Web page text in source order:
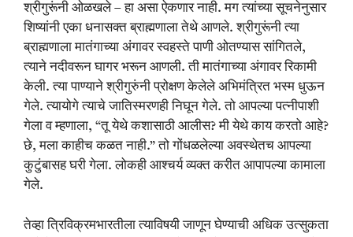
श्रीगुरूंनी ओळखले – हा असा ऐकणार नाही. मग त्यांच्या सूचनेनुसार
शिष्यांनी एका धनासक्त ब्राह्मणाला तेथे आणले. श्रीगुरूंनी त्या
ब्राह्मणाला मातंगाच्या अंगावर स्वहस्ते पाणी ओतण्यास सांगितले,
त्याने नदीवरून घागर भरून आणली. ती मातंगाच्या अंगावर रिकामी
केली. त्या पाण्याने श्रीगुरुंनी प्रोक्षण केलेले अभिमंत्रित भस्म धुऊन
गेले. त्यायोगे त्याचे जातिस्मरणही निघून गेले. तो आपल्या पत्नीपाशी
गेला व म्हणाला, “तू येथे कशासाठी आलीस? मी येथे काय करतो आहे?
छे, मला काहीच कळत नाही.” तो गोंधळलेल्या अवस्थेतच आपल्या
कुटुंबासह घरी गेला. लोकही आश्चर्य व्यक्त करीत आपापल्या कामाला
गेले.
तेव्हा त्रिविक्रमभारतीला त्याविषयी जाणून घेण्याची अधिक उत्सुकता